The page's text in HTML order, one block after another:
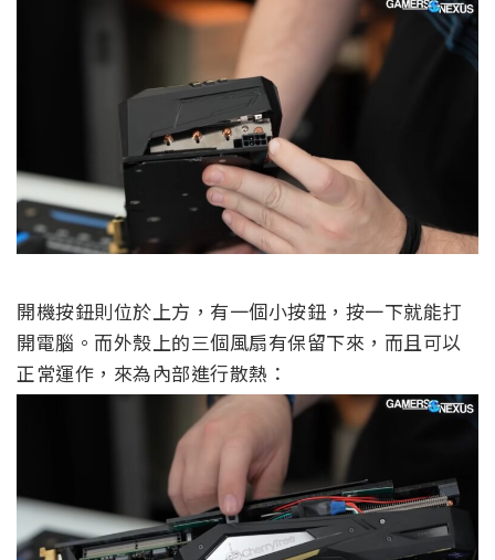
開機按鈕則位於上方，有一個小按鈕，按一下就能打
開電腦。而外殼上的三個風扇有保留下來，而且可以
正常運作，來為內部進行散熱：